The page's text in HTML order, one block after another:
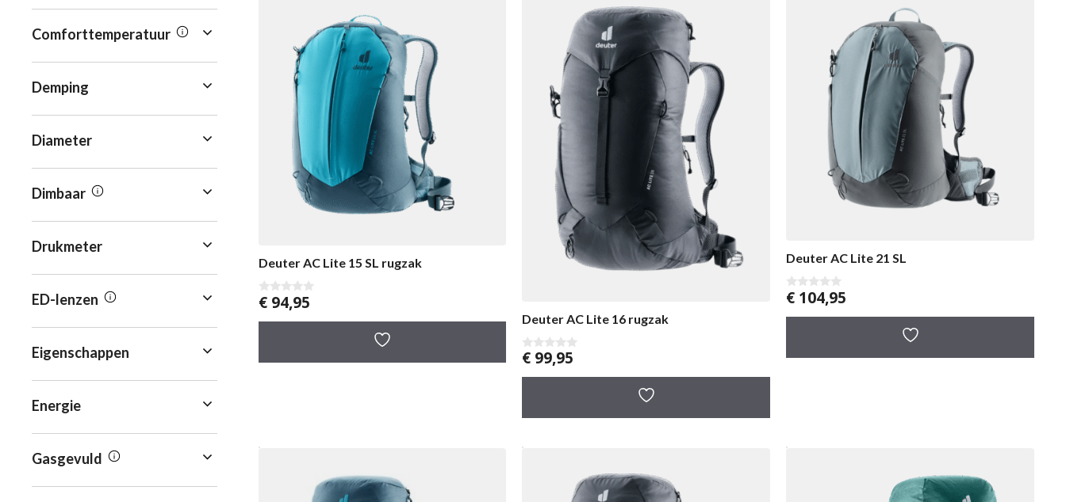
Deuter AC Lite 15 SL rugzak
0
v
a
€94,95
Deuter AC Lite 16 rugzak
0
a
€ 99,95
Deuter AC Lite 21 SL
0
v
a
€ 104,95
Comforttemperatuur
Demping
Diameter
Dimbaar
Drukmeter
ED-lenzen
Eigenschappen
Energie
Gasgevuld